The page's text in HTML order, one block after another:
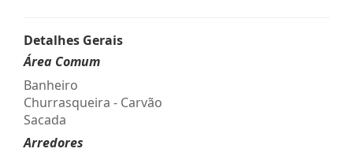
Detalhes Gerais
Área Comum
Banheiro
Churrasqueira - Carvão
Sacada
Arredores